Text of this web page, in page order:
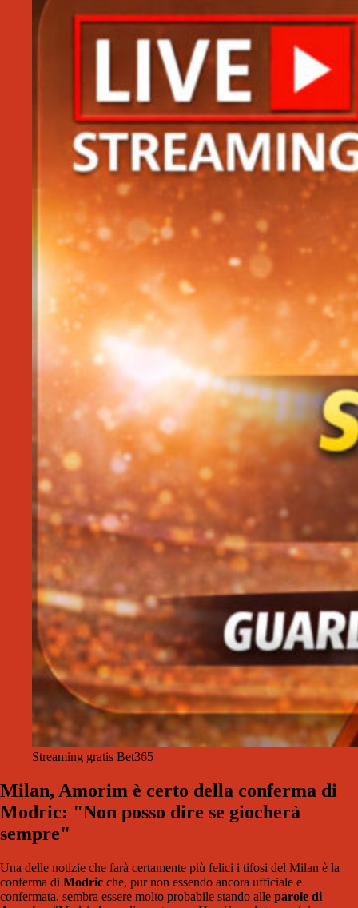
Streaming gratis Bet365
Milan, Amorim è certo della conferma di
Modric: "Non posso dire se giocherà
sempre"
Una delle notizie che farà certamente più felici i tifosi del Milan è la
conferma di Modric che, pur non essendo ancora ufficiale e
confermata, sembra essere molto probabile stando alle parole di